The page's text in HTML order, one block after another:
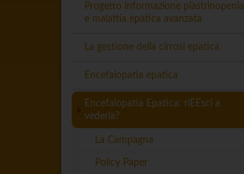
Progetto informazione piastrinopenia
e malattia epatica avanzata
La gestione della cirrosi epatica
Encefalopatia epatica
Encefalopatia Epatica: riEEsci a
vederla?
La Campagna
Policy Paper